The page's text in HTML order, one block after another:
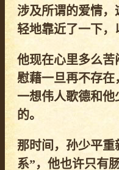
涉及所谓的爱情
轻地靠近了一下，
他现在心里多么
慰藉一旦再不存
一想伟人歌德和
的。
那时间，孙少平
系”，他也许只有